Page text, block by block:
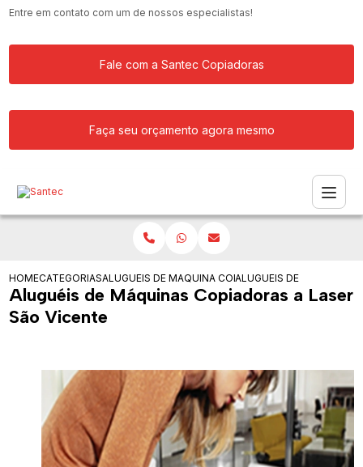
Entre em contato com um de nossos especialistas!
Fale com a Santec Copiadoras
Faça seu orçamento agora mesmo
HOMECATEGORIASALUGUEIS DE COPIADORASMAQUINA COPIADORA PROFISSIONAL
ALUGUEIS DE MAQUINAS
Aluguéis de Máquinas Copiadoras a Laser
São Vicente